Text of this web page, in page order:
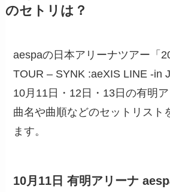
のセトリは？
aespaの日本アリーナツアー「
TOUR – SYNK :aeXIS LINE -in
10月11日・12日・13日の有明
曲名や曲順などのセットリスト
ます。
10月11日 有明アリーナ